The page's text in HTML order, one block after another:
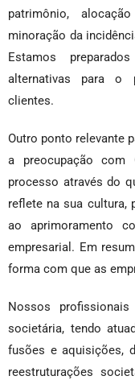
patrimônio,
minoração da
Estamos
alternativas para o
clientes.
Outro ponto relevante
a preocupação com
processo através do
reflete na sua cultura,
ao aprimoramento
empresarial. Em
forma com que as
Nossos
societária, tendo
fusões e aquisições,
reestruturações